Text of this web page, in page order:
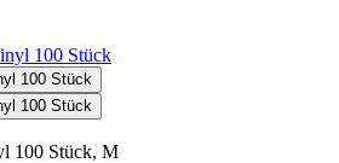
100 Stück, M